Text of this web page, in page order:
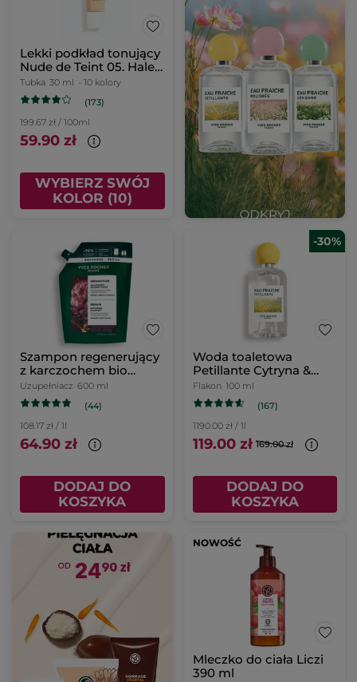
Lekki podkład tonujący
Nude de Teint 05. Hale
30 ml
Tubka 30 ml - 10 kolory
(173)
199.67 zł / 100ml
59.90 zł
WYBIERZ SWÓJ
KOLOR (10)
Szampon regenerujący
z karczochem bio
uzupełniacz 600 ml
Uzupełniacz 600 ml
(44)
108.17 zł / 1l
64.90 zł
DODAJ DO
KOSZYKA
-30%
Woda toaletowa
Petillante Cytryna &
Pieprz różowy 100 ml
Flakon 100 ml
(167)
1190.00 zł / 1l
119.00 zł 169.00 zł
DODAJ DO
KOSZYKA
NOWOŚĆ
Mleczko do ciała Liczi
390 ml